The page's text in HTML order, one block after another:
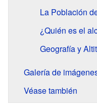
La Población
¿Quién es el
Geografía y
Galería de
Véase también